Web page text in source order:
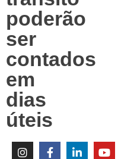
poderão
ser
contados
em
dias
úteis